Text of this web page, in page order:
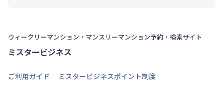
ウィークリーマンション・マンスリーマンション予約・検索サイト
ミスタービジネス
ご利用ガイド ミスタービジネスポイント制度